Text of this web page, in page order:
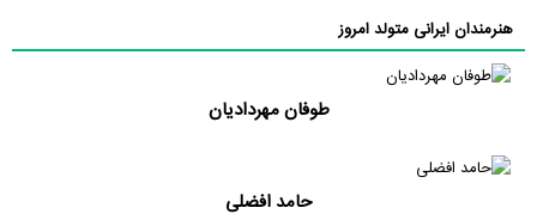
هنرمندان ایرانی متولد امروز
طوفان مهردادیان
حامد افضلی